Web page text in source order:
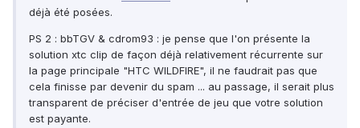
déjà été posées.
PS 2 : bbTGV & cdrom93 : je pense que l'on présente la
solution xtc clip de façon déjà relativement récurrente sur
la page principale "HTC WILDFIRE", il ne faudrait pas que
cela finisse par devenir du spam ... au passage, il serait plus
transparent de préciser d'entrée de jeu que votre solution
est payante.